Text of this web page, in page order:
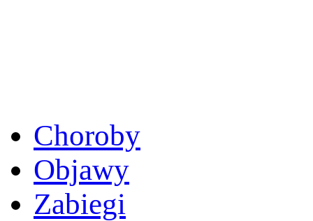
Choroby
Objawy
Zabiegi